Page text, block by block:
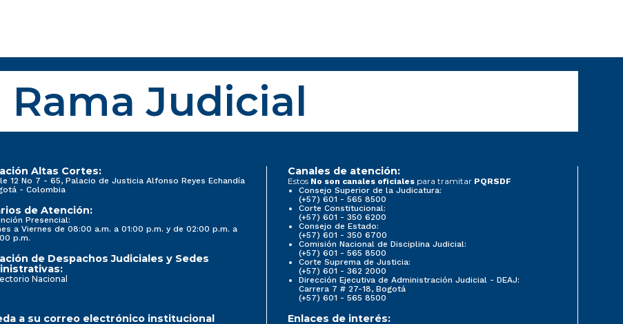
Rama Judicial
Altas Cortes:
12 No 7 - 65, Palacio de Justicia Alfonso Reyes Echandía
- Colombia
de Atención:
Presencial:
a Viernes de 08:00 a.m. a 01:00 p.m. y de 02:00 p.m. a
p.m.
de Despachos Judiciales y Sedes
Nacional
Canales de atención:
Estos No son canales oficiales para tramitar PQRSDF
Consejo Superior de la Judicatura:
(+57) 601 - 565 8500
Corte Constitucional:
(+57) 601 - 350 6200
Consejo de Estado:
(+57) 601 - 350 6700
Comisión Nacional de Disciplina Judicial:
(+57) 601 - 565 8500
Corte Suprema de Justicia:
(+57) 601 - 362 2000
Dirección Ejecutiva de Administración Judicial - DEAJ:
Carrera 7 # 27-18, Bogotá
(+57) 601 - 565 8500
a su correo electrónico institucional Enlaces de interés: